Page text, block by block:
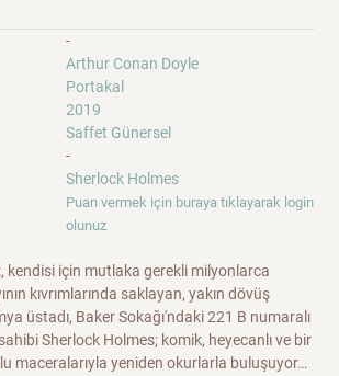
-
Arthur Conan Doyle
Portakal
2019
Saffet Günersel
-
Sherlock Holmes
Puan vermek için buraya tıklayarak login
olunuz
kendisi için mutlaka gerekli milyonlarca
kıvrımlarında saklayan, yakın dövüş
üstadı, Baker Sokağı'ndaki 221 B numaralı
Sherlock Holmes; komik, heyecanlı ve bir
maceralarıyla yeniden okurlarla buluşuyor…